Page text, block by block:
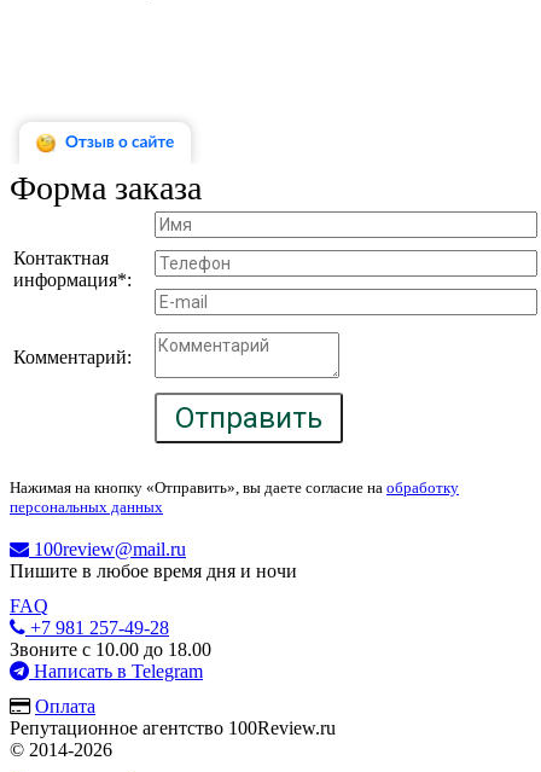
Форма заказа
Контактная
информация*:
Комментарий:
Отправить
Нажимая на кнопку «Отправить», вы даете согласие на обработку
персональных данных
100review@mail.ru
Пишите в любое время дня и ночи
FAQ
+7 981 257-49-28
Звоните с 10.00 до 18.00
Написать в Telegram
Оплата
Репутационное агентство 100Review.ru
© 2014-2026